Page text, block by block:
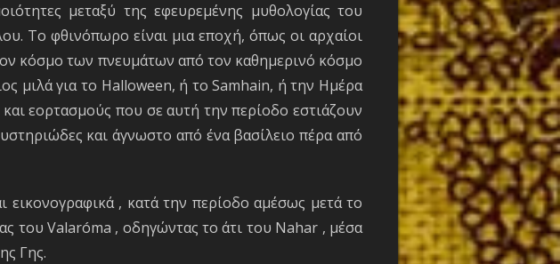
μεταξύ της εφευρεμένης μυθολογίας του
Το φθινόπωρο είναι μια εποχή, όπως οι αρχαίοι
κόσμο των πνευμάτων από τον καθημερινό κόσμο
μιλά για το Halloween, ή το Samhain, ή την Ημέρα
εορτασμούς που σε αυτή την περίοδο εστιάζουν
και άγνωστο από ένα βασίλειο πέρα από
, κατά την περίοδο αμέσως μετά το
του Valaróma , οδηγώντας το άτι του Nahar , μέσα
Γης.